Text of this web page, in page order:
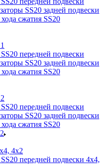
SS20 задней подвески
сжатия SS20
передней подвески
SS20 задней подвески
сжатия SS20
передней подвески
SS20 задней подвески
сжатия SS20
4x2
передней подвески 4х4,